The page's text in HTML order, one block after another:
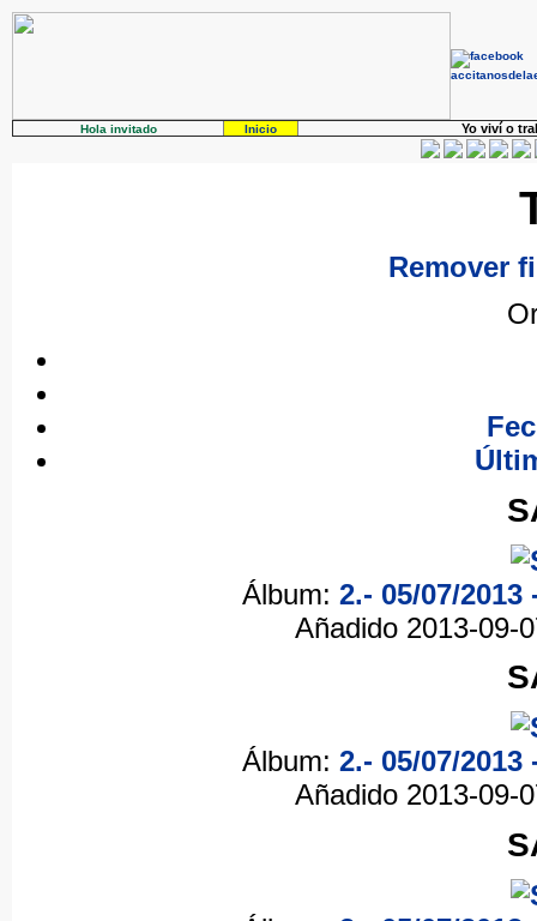
Hola invitado Inicio Yo viví o
Remover
Álbum: 2.- 05/07/
Añadido 2013-09-
Álbum: 2.- 05/07/
Añadido 2013-09-